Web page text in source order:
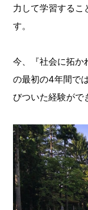
力して学習するこ
す。
今、『社会に拓か
の最初の4年間で
びついた経験がで